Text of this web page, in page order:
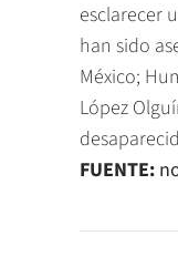
esclarecer
han sido
México;
López
FUENTE: